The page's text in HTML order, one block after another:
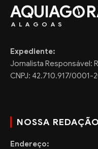
AQUIAG
ALAGOAS
Expediente:
Jornalista Responsável:
CNPJ: 42.710.917/0001-
NOSSA REDAÇÃO
Endereço: